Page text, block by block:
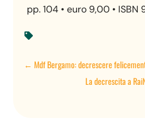
pp. 104 • euro 9,00 •

←Mdf Bergamo: decrescere
La decrescita a